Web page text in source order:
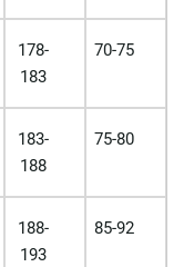
178-
183
70-75
183-
188
75-80
188-
193
85-92